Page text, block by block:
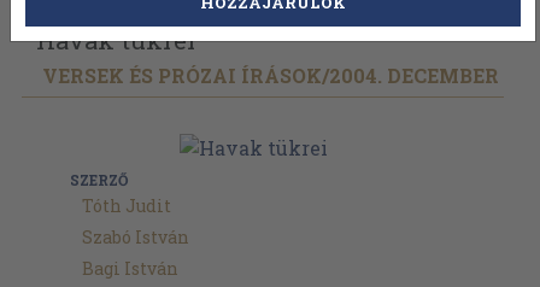
Havak tükrei
VERSEK ÉS PRÓZAI ÍRÁSOK/2004. DECEMBER
SZERZŐ
Tóth Judit
Szabó István
Bagi István